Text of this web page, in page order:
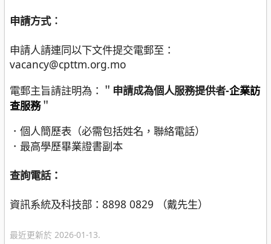
申請方式︰
申請人請連同以下文件提交電郵至：
vacancy@cpttm.org.mo
電郵主旨請註明為：＂ 申請成為個人服務提供者-企業訪
查服務＂
．個人簡歷表（必需包括姓名，聯絡電話）
．最高學歷畢業證書副本
查詢電話：
資訊系統及科技部：8898 0829 （戴先生）
最近更新於 2026-01-13.